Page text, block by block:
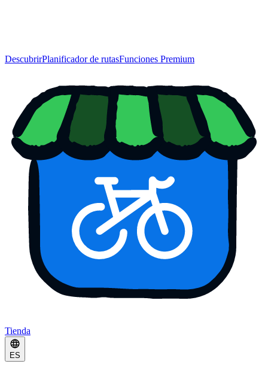
DescubrirPlanificador de rutasFunciones Premium
Tienda
ES